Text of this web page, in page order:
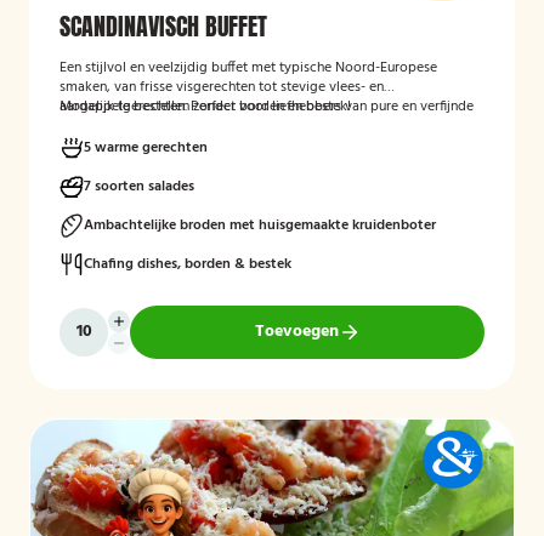
SCANDINAVISCH BUFFET
Een stijlvol en veelzijdig buffet met typische Noord-Europese
smaken, van frisse visgerechten tot stevige vlees- en
aardappelgerechten. Perfect voor liefhebbers van pure en verfijnde
Mogelijk te bestellen zonder borden en bestek!
5 warme gerechten
7 soorten salades
Ambachtelijke broden met huisgemaakte kruidenboter
Chafing dishes, borden & bestek
Toevoegen